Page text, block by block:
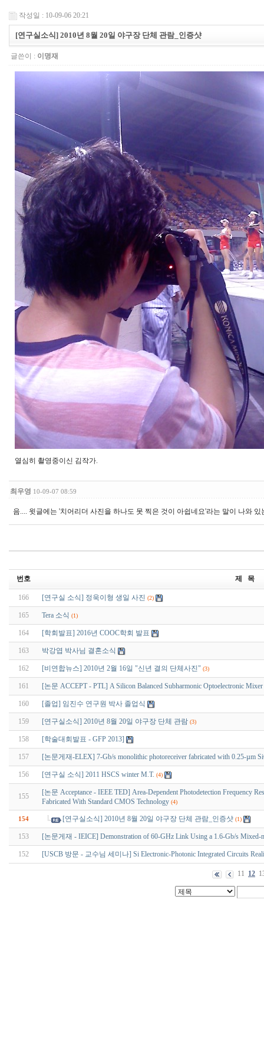
작성일 : 10-09-06 20:21
[연구실소식] 2010년 8월 20일 야구장 단체 관람_인증샷
글쓴이 : 이명재
열심히 촬영중이신 김작가.
최우영 10-09-07 08:59
음.... 윗글에는 '치어리더 사진을 하나도 못 찍은 것이 아쉽네요'라는 말이 나와 있
번호 제 목
166 [연구실 소식] 정욱이형 생일 사진 (2)
165 Tera 소식 (1)
164 [학회발표] 2016년 COOC학회 발표
163 박강엽 박사님 결혼소식
162 [비연합뉴스] 2010년 2월 16일 "신년 결의 단체사진" (3)
161 [논문 ACCEPT - PTL] A Silicon Balanced Subharmonic Optoelectronic
160 [졸업] 임진수 연구원 박사 졸업식
159 [연구실소식] 2010년 8월 20일 야구장 단체 관람 (3)
158 [학술대회발표 - GFP 2013]
157 [논문게재-ELEX] 7-Gb/s monolithic photoreceiver fabricated with 0.25-µm
156 [연구실 소식] 2011 HSCS winter M.T. (4)
155
[논문 Acceptance - IEEE TED] Area-Dependent Photodetection Frequency
Fabricated With Standard CMOS Technology (4)
154 [연구실소식] 2010년 8월 20일 야구장 단체 관람_인증샷 (1)
153 [논문게재 - IEICE] Demonstration of 60-GHz Link Using a 1.6-Gb/s Mixed-
152 [USCB 방문 - 교수님 세미나] Si Electronic-Photonic Integrated Circuits
11 12